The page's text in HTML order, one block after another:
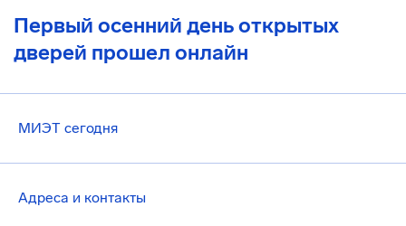
Первый осенний день открытых
дверей прошел онлайн
МИЭТ сегодня
Адреса и контакты